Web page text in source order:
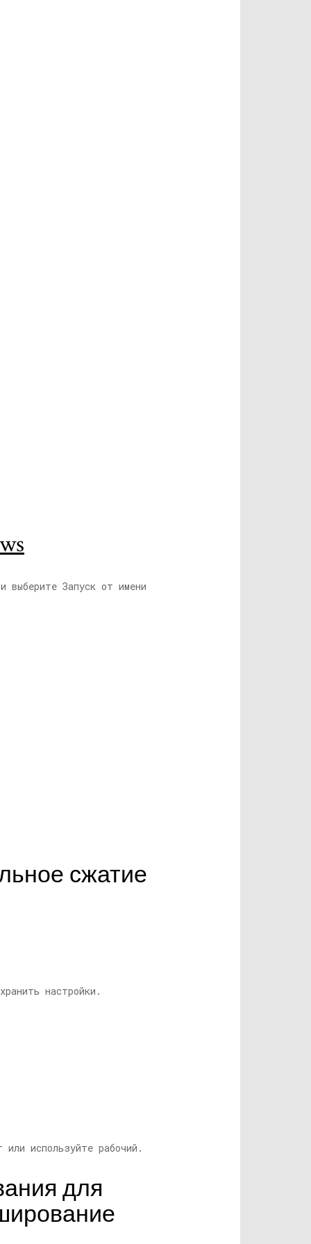
выберите Запуск от имени
сжатие
настройки.
используйте рабочий.
для